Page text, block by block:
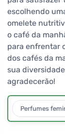
escolhendo
omelete
o café da
para enfrentar
dos cafés da
sua
agradecerão!
Perfumes